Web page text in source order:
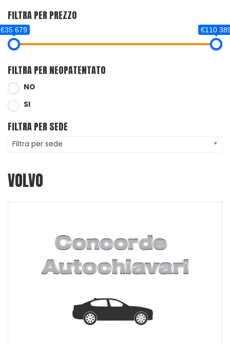
FILTRA PER PREZZO
€35 679 €110
FILTRA PER NEOPATENTATO
NO
SI
FILTRA PER SEDE
Filtra per sede
VOLVO